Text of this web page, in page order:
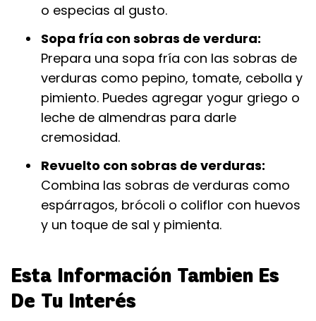
o especias al gusto.
Sopa fría con sobras de verdura:
Prepara una sopa fría con las sobras de
verduras como pepino, tomate, cebolla y
pimiento. Puedes agregar yogur griego o
leche de almendras para darle
cremosidad.
Revuelto con sobras de verduras:
Combina las sobras de verduras como
espárragos, brócoli o coliflor con huevos
y un toque de sal y pimienta.
Esta Información Tambien Es
De Tu Interés